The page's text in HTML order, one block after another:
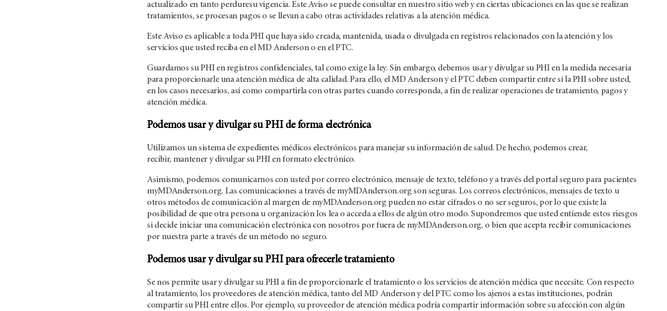
actualizado en tanto perduresu vigencia. Este Aviso se puede consultar en nuestro sitio web y en ciertas ubicaciones en las que se realizan
tratamientos, se procesan pagos o se llevan a cabo otras actividades relativas a la atención médica.
Este Aviso es aplicable a toda PHI que haya sido creada, mantenida, usada o divulgada en registros relacionados con la atención y los
servicios que usted reciba en el MD Anderson o en el PTC.
Guardamos su PHI en registros confidenciales, tal como exige la ley. Sin embargo, debemos usar y divulgar su PHI en la medida necesaria
para proporcionarle una atención médica de alta calidad. Para ello, el MD Anderson y el PTC deben compartir entre sí la PHI sobre usted,
en los casos necesarios, así como compartirla con otras partes cuando corresponda, a fin de realizar operaciones de tratamiento, pagos y
atención médica.
Podemos usar y divulgar su PHI de forma electrónica
Utilizamos un sistema de expedientes médicos electrónicos para manejar su información de salud. De hecho, podemos crear,
recibir, mantener y divulgar su PHI en formato electrónico.
Asimismo, podemos comunicarnos con usted por correo electrónico, mensaje de texto, teléfono y a través del portal seguro para pacientes
myMDAnderson.org. Las comunicaciones a través de myMDAnderson.org son seguras. Los correos electrónicos, mensajes de texto u
otros métodos de comunicación al margen de myMDAnderson.org pueden no estar cifrados o no ser seguros, por lo que existe la
posibilidad de que otra persona u organización los lea o acceda a ellos de algún otro modo. Supondremos que usted entiende estos riesgos
si decide iniciar una comunicación electrónica con nosotros por fuera de myMDAnderson.org, o bien que acepta recibir comunicaciones
por nuestra parte a través de un método no seguro.
Podemos usar y divulgar su PHI para ofrecerle tratamiento
Se nos permite usar y divulgar su PHI a fin de proporcionarle el tratamiento o los servicios de atención médica que necesite. Con respecto
al tratamiento, los proveedores de atención médica, tanto del MD Anderson y del PTC como los ajenos a estas instituciones, podrán
compartir su PHI entre ellos. Por ejemplo, su proveedor de atención médica podría compartir información sobre su afección con algún